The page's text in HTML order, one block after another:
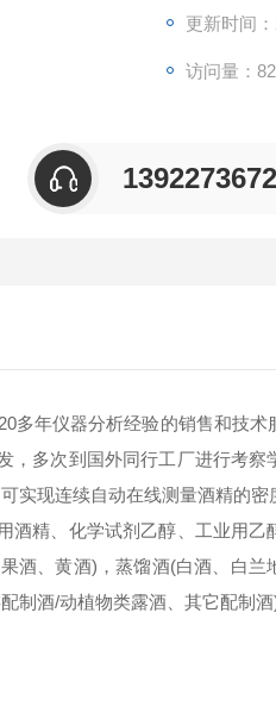
更新时间
访问量：
多年仪器分析经验的销售和技
多次到国外同行工厂进行考察
实现连续自动在线测量酒精的密
酒精、化学试剂乙醇、工业用
酒、黄酒)，蒸馏酒(白酒、白
制酒/动植物类露酒、其它配制酒